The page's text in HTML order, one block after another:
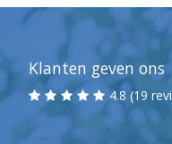
Klanten geven ons
4.8 (19